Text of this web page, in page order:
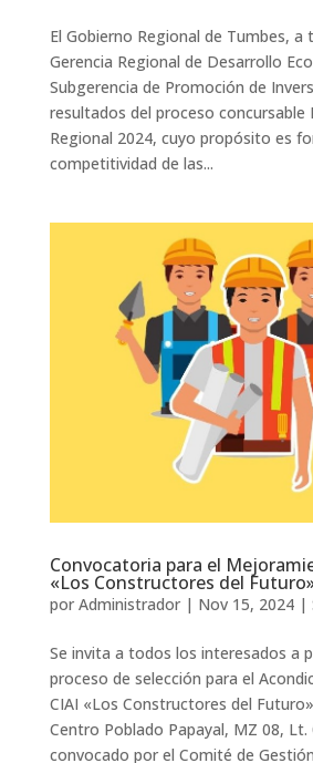
El Gobierno Regional de Tumbes, a
Gerencia Regional de Desarrollo
Subgerencia de Promoción de
resultados del proceso concursable
Regional 2024, cuyo propósito es
competitividad de las...
Convocatoria para el
«Los Constructores del
por Administrador| Nov 15, 2024|
Se invita a todos los interesados a
proceso de selección para el
CIAI «Los Constructores del
Centro Poblado Papayal, MZ 08,
convocado por el Comité de